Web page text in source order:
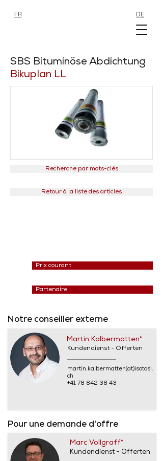
FR DE
SBS Bituminöse Abdichtung
Bikuplan LL
Recherche par mots-clés
Retour à la liste des articles
Prix courant
Partenaire
Notre conseiller externe
Martin Kalbermatten*
Kundendienst - Offerten
martin.kalbermatten(at)isotosi.
ch
+41 78 842 38 43
Pour une demande d'offre
Marc Vollgraff*
Kundendienst - Offerten